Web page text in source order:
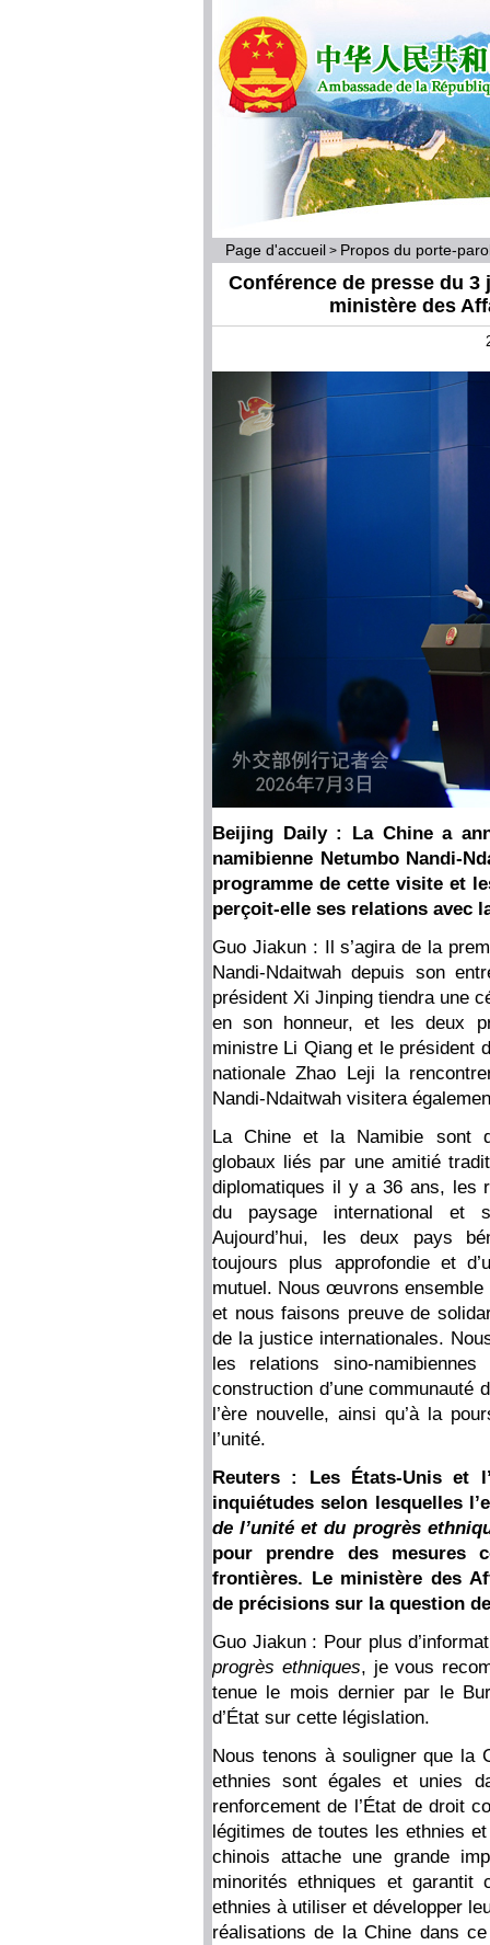
Page d'accueil > Propos du porte-
Conférence de presse du
ministère des
Beijing Daily : La Chine a
namibienne Netumbo Nandi-
programme de cette visite et
perçoit-elle ses relations avec
Guo Jiakun : Il s’agira de la
Nandi-Ndaitwah depuis son
président Xi Jinping tiendra une
en son honneur, et les deux
ministre Li Qiang et le président
nationale Zhao Leji la
Nandi-Ndaitwah visitera
La Chine et la Namibie sont
globaux liés par une amitié
diplomatiques il y a 36 ans, les
du paysage international et
Aujourd’hui, les deux pays
toujours plus approfondie et
mutuel. Nous œuvrons ensemble
et nous faisons preuve de
de la justice internationales.
les relations sino-
construction d’une communauté
l’ère nouvelle, ainsi qu’à la
l’unité.
Reuters : Les États-Unis et
inquiétudes selon lesquelles
de l’unité et du progrès
pour prendre des mesures
frontières. Le ministère des
de précisions sur la question
Guo Jiakun : Pour plus
progrès ethniques, je vous
tenue le mois dernier par le
d’État sur cette législation.
Nous tenons à souligner que la
ethnies sont égales et unies
renforcement de l’État de droit
légitimes de toutes les ethnies
chinois attache une grande
minorités ethniques et
ethnies à utiliser et développer
réalisations de la Chine dans